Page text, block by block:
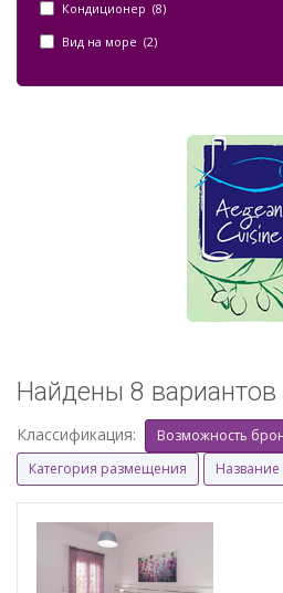
Кондиционер (8)
Вид на море (2)
Найдены 8 вариантов
Классификация:
Возможность
Категория размещения
Название